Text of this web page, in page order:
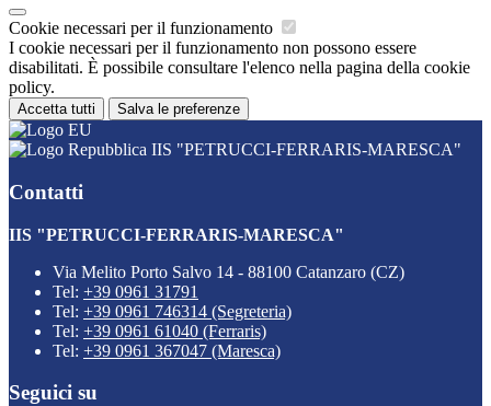
Cookie necessari per il funzionamento
I cookie necessari per il funzionamento non possono essere
disabilitati. È possibile consultare l'elenco nella pagina della cookie
policy.
Accetta tutti Salva le preferenze
IIS "PETRUCCI-FERRARIS-MARESCA"
Contatti
IIS "PETRUCCI-FERRARIS-MARESCA"
Via Melito Porto Salvo 14 - 88100 Catanzaro (CZ)
Tel: +39 0961 31791
Tel: +39 0961 746314 (Segreteria)
Tel: +39 0961 61040 (Ferraris)
Tel: +39 0961 367047 (Maresca)
Seguici su